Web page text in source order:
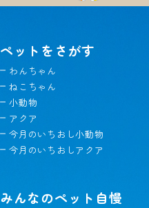
ペットをさがす
わんちゃん
ねこちゃん
小動物
アクア
今月のいちおし小動物
今月のいちおしアクア
みんなのペット自慢